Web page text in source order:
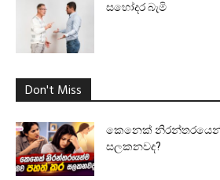
සහෝදර බැමි
Don't Miss
කෙනෙක්
සලකනවද?